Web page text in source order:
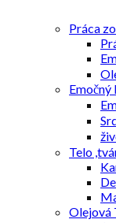
Práca
Emočný
Telo
Olejová